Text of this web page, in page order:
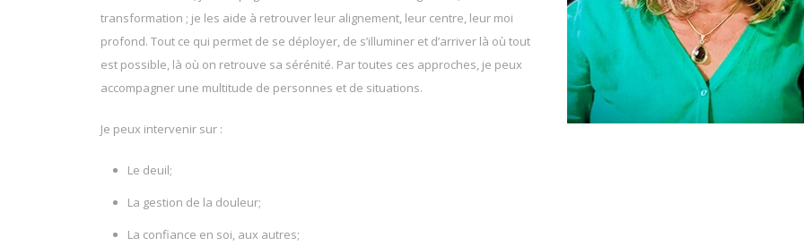
transformation ; je les aide à retrouver leur alignement, leur centre, leur moi
profond. Tout ce qui permet de se déployer, de s’illuminer et d’arriver là où tout
est possible, là où on retrouve sa sérénité. Par toutes ces approches, je peux
accompagner une multitude de personnes et de situations.
Je peux intervenir sur :
Le deuil;
La gestion de la douleur;
La confiance en soi, aux autres;